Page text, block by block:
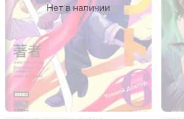
Нет в наличии